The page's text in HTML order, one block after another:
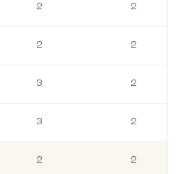
2 2
2 2
3 2
3 2
2 2